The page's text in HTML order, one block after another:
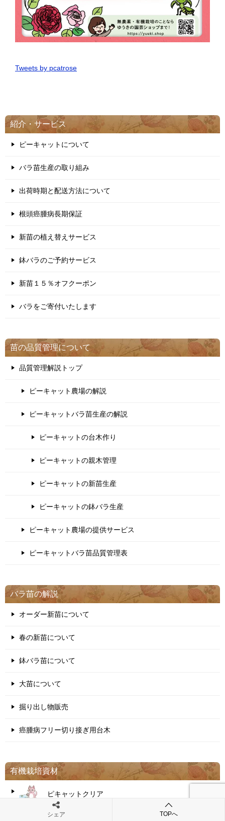
Tweets by pcatrose
紹介・サービス
ピーキャットについて
バラ苗生産の取り組み
出荷時期と配送方法について
根頭癌腫病長期保証
新苗の植え替えサービス
鉢バラのご予約サービス
新苗１５％オフクーポン
バラをご寄付いたします
苗の品質管理について
品質管理解説トップ
ピーキャット農場の解説
ピーキャットバラ苗生産の解説
ピーキャットの台木作り
ピーキャットの親木管理
ピーキャットの新苗生産
ピーキャットの鉢バラ生産
ピーキャット農場の提供サービス
ピーキャットバラ苗品質管理表
バラ苗の解説
オーダー新苗について
春の新苗について
鉢バラ苗について
大苗について
掘り出し物販売
癌腫病フリー切り接ぎ用台木
有機栽培資材
ピキャットクリア
シェア TOPへ